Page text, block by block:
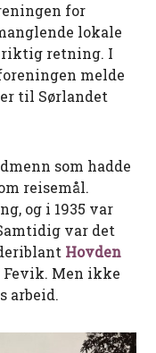
for
lokale
retning. I
melde
til Sørlandet
som hadde
reisemål.
og i 1935 var
var det
Hovden
Fevik. Men ikke
arbeid.